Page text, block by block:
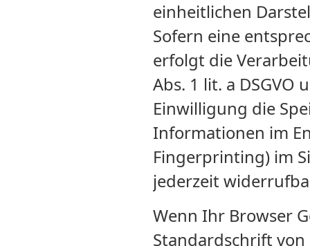
einheitlichen
Sofern eine
erfolgt die
Abs. 1 lit. a DSGVO
Einwilligung die
Informationen im
Fingerprinting) im
jederzeit
Wenn Ihr Browser
Standardschrift